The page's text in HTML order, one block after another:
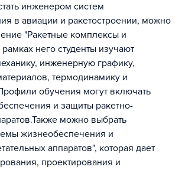
инженером систем
в авиации и ракетостроении, можно
"Ракетные комплексы и
него студенты изучают
инженерную графику,
термодинамику и
обучения могут включать
и защиты ракетно-
можно выбрать
жизнеобеспечения и
аппаратов", которая дает
проектирования и